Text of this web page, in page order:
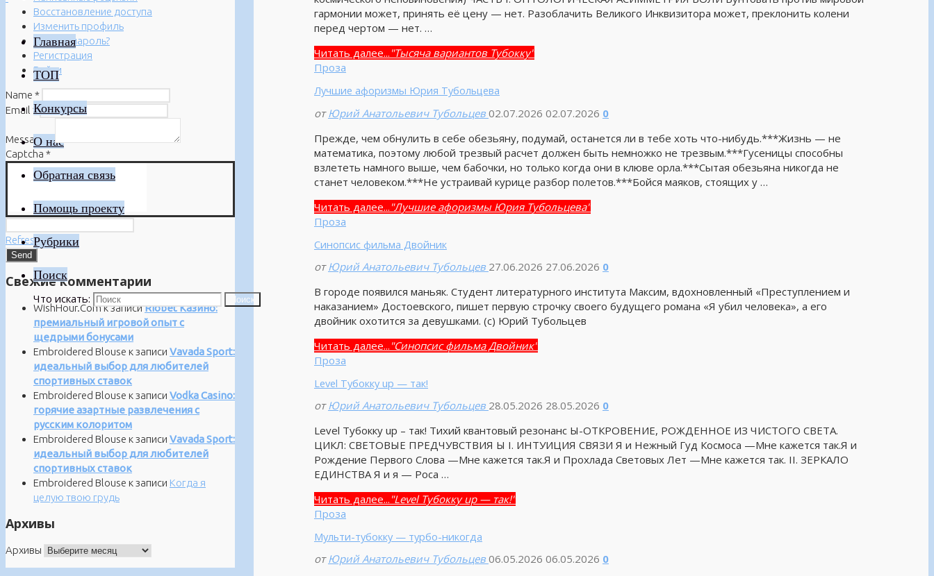
Главная
ТОП
Конкурсы
О нас
Обратная связь
Помощь проекту
Рубрики
Поиск
Что искать: Поиск
гармонии может, принять её цену — нет. Разоблачить Великого Инквизитора может, преклонить колени
перед чертом — нет. …
Читать далее... "Тысяча вариантов Тубокку"
Проза
Лучшие афоризмы Юрия Тубольцева
от Юрий Анатольевич Тубольцев 02.07.2026 02.07.2026 0
Прежде, чем обнулить в себе обезьяну, подумай, останется ли в тебе хоть что-нибудь.***Жизнь — не
математика, поэтому любой трезвый расчет должен быть немножко не трезвым.***Гусеницы способны
взлететь намного выше, чем бабочки, но только когда они в клюве орла.***Сытая обезьяна никогда не
станет человеком.***Не устраивай курице разбор полетов.***Бойся маяков, стоящих у …
Читать далее... "Лучшие афоризмы Юрия Тубольцева"
Проза
Синопсис фильма Двойник
от Юрий Анатольевич Тубольцев 27.06.2026 27.06.2026 0
В городе появился маньяк. Студент литературного института Максим, вдохновленный «Преступлением и
наказанием» Достоевского, пишет первую строчку своего будущего романа «Я убил человека», а его
двойник охотится за девушками. (с) Юрий Тубольцев
Читать далее... "Синопсис фильма Двойник"
Проза
Level Тубокку up — так!
от Юрий Анатольевич Тубольцев 28.05.2026 28.05.2026 0
Level Тубокку up – так! Тихий квантовый резонанс Ы-ОТКРОВЕНИЕ, РОЖДЕННОЕ ИЗ ЧИСТОГО СВЕТА.
ЦИКЛ: СВЕТОВЫЕ ПРЕДЧУВСТВИЯ Ы I. ИНТУИЦИЯ СВЯЗИ Я и Нежный Гуд Космоса —Мне кажется так.Я и
Рождение Первого Слова —Мне кажется так.Я и Прохлада Световых Лет —Мне кажется так. II. ЗЕРКАЛО
ЕДИНСТВА Я и я — Роса …
Читать далее... "Level Тубокку up — так!"
Проза
Мульти-тубокку — турбо-никогда
от Юрий Анатольевич Тубольцев 06.05.2026 06.05.2026 0
Восстановление доступа
Изменить профиль
Забыли пароль?
Регистрация
Войти
Name *
Email *
Message*
Captcha *
Refresh
Свежие комментарии
WishHour.Comк записиRiobet Казино:
премиальный игровой опыт с
щедрыми бонусами
Embroidered Blouse к записи Vavada Sport:
идеальный выбор для любителей
спортивных ставок
Embroidered Blouse к записи Vodka Casino:
горячие азартные развлечения с
русским колоритом
Embroidered Blouse к записи Vavada Sport:
идеальный выбор для любителей
спортивных ставок
Embroidered Blouse к записи Когда я
целую твою грудь
Архивы
Архивы